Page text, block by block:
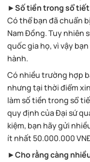
►Số tiền trong sổ
Có thể bạn đã chuẩn
Nam Đồng. Tuy nhiên
quốc gia họ, vì vậy
hành.
Có nhiều trường hợp
nhưng tại thời điểm
làm số tiền trong sổ
quy định của Đại sứ
kiệm, bạn hãy gửi
ít nhất 50.000.000
►Cho rằng càng